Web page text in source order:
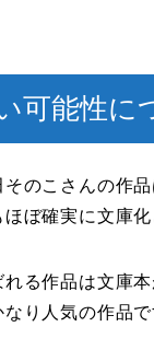
可能性に
のこさんの作
ぼ確実に文庫
る作品は文庫
なり人気の作品